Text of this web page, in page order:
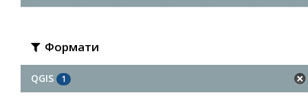
Формати
QGIS 1